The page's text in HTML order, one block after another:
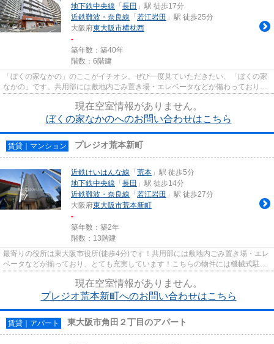
地下鉄中央線 「長田 」駅 徒歩17分
近鉄難波・奈良線 「若江岩田 」駅 徒歩25分
大阪府東大阪市横枕西
-
築年数：築40年
階数：6階建
「ぼくの家なかの」のここがイチオシ。ぜひ一度見ていただきたい、「ぼくの家
なかの」です。共用部には敷地内ごみ置き場・エレベータなどが備わっておりと
ても充実しています。眺望良...
現在空室情報がありません。
ぼくの家なかのへのお問い合わせはこちら
賃貸｜マンション プレジオ荒本新町
近鉄けいはんな線 「荒本 」駅 徒歩5分
地下鉄中央線 「長田 」駅 徒歩14分
近鉄難波・奈良線 「若江岩田 」駅 徒歩27分
大阪府東大阪市荒本新町
-
築年数：築2年
階数：13階建
最寄りの役所は東大阪市役所(徒歩4分)です！共用部には敷地内ごみ置き場・エレ
ベータなどが揃っており、とても充実しています！こちらの物件には機械式駐車
場が付いています！駅まで5...
現在空室情報がありません。
プレジオ荒本新町へのお問い合わせはこちら
賃貸｜アパート 東大阪市角田２丁目のアパート